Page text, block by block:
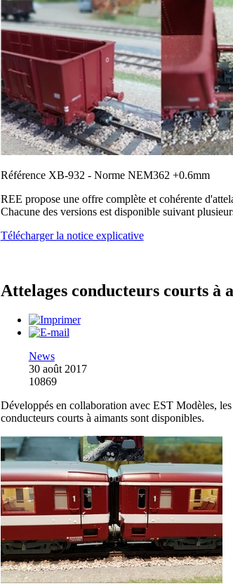
Référence XB-932 - Norme NEM362 +0.6mm
REE propose une offre complète et cohérente
Chacune des versions est disponible suivant
Télécharger la notice explicative
Attelages conducteurs courts à
News
30 août 2017
10869
Développés en collaboration avec EST Modèles, les
conducteurs courts à aimants sont disponibles.